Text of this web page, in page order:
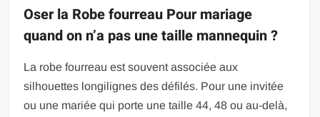
Oser la Robe fourreau Pour mariage
quand on n’a pas une taille mannequin ?
La robe fourreau est souvent associée aux
silhouettes longilignes des défilés. Pour une invitée
ou une mariée qui porte une taille 44, 48 ou au-delà,